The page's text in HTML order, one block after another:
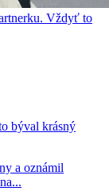
Vždyť to
býval krásný
a oznámil